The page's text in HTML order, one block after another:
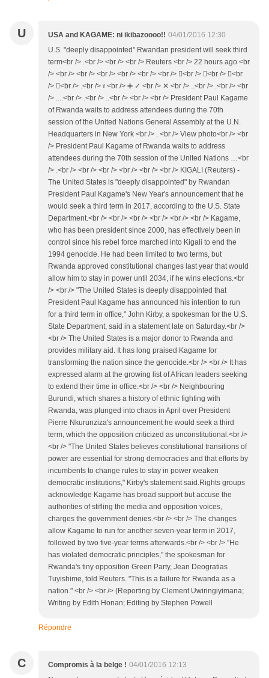
U USA and KAGAME: ni ikibazoooo!! 04/01/2016 12:30
U.S. "deeply disappointed" Rwandan president will seek third
term<br /> .<br /> <br /> <br /> Reuters <br /> 22 hours ago <br
/> <br /> <br /> <br /> <br /> <br /> <br /> <br /> <br /> <br
/> <br /> .<br /> ˠ <br /> ➕ ✓ <br /> ✕ <br /> ..<br /> .<br /> <br
/> ....<br /> .<br /> ..<br /> <br /> <br /> President Paul Kagame
of Rwanda waits to address attendees during the 70th
session of the United Nations General Assembly at the U.N.
Headquarters in New York <br /> . <br /> View photo<br /> <br
/> President Paul Kagame of Rwanda waits to address
attendees during the 70th session of the United Nations …<br
/> .<br /> <br /> <br /> <br /> <br /> <br /> KIGALI (Reuters) -
The United States is "deeply disappointed" by Rwandan
President Paul Kagame's New Year's announcement that he
would seek a third term in 2017, according to the U.S. State
Department.<br /> <br /> <br /> <br /> <br /> <br /> Kagame,
who has been president since 2000, has effectively been in
control since his rebel force marched into Kigali to end the
1994 genocide. He had been limited to two terms, but
Rwanda approved constitutional changes last year that would
allow him to stay in power until 2034, if he wins elections.<br
/> <br /> "The United States is deeply disappointed that
President Paul Kagame has announced his intention to run
for a third term in office," John Kirby, a spokesman for the U.S.
State Department, said in a statement late on Saturday.<br />
<br /> The United States is a major donor to Rwanda and
provides military aid. It has long praised Kagame for
transforming the nation since the genocide.<br /> <br /> It has
expressed alarm at the growing list of African leaders seeking
to extend their time in office.<br /> <br /> Neighbouring
Burundi, which shares a history of ethnic fighting with
Rwanda, was plunged into chaos in April over President
Pierre Nkurunziza's announcement he would seek a third
term, which the opposition criticized as unconstitutional.<br />
<br /> "The United States believes constitutional transitions of
power are essential for strong democracies and that efforts by
incumbents to change rules to stay in power weaken
democratic institutions," Kirby's statement said.Rights groups
acknowledge Kagame has broad support but accuse the
authorities of stifling the media and opposition voices,
charges the government denies.<br /> <br /> The changes
allow Kagame to run for another seven-year term in 2017,
followed by two five-year terms afterwards.<br /> <br /> "He
has violated democratic principles," the spokesman for
Rwanda's tiny opposition Green Party, Jean Deogratias
Tuyishime, told Reuters. "This is a failure for Rwanda as a
nation." <br /> <br /> (Reporting by Clement Uwiringiyimana;
Writing by Edith Honan; Editing by Stephen Powell
Répondre
C Compromis à la belge ! 04/01/2016 12:13